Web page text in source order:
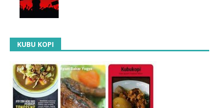
KUBU KOPI